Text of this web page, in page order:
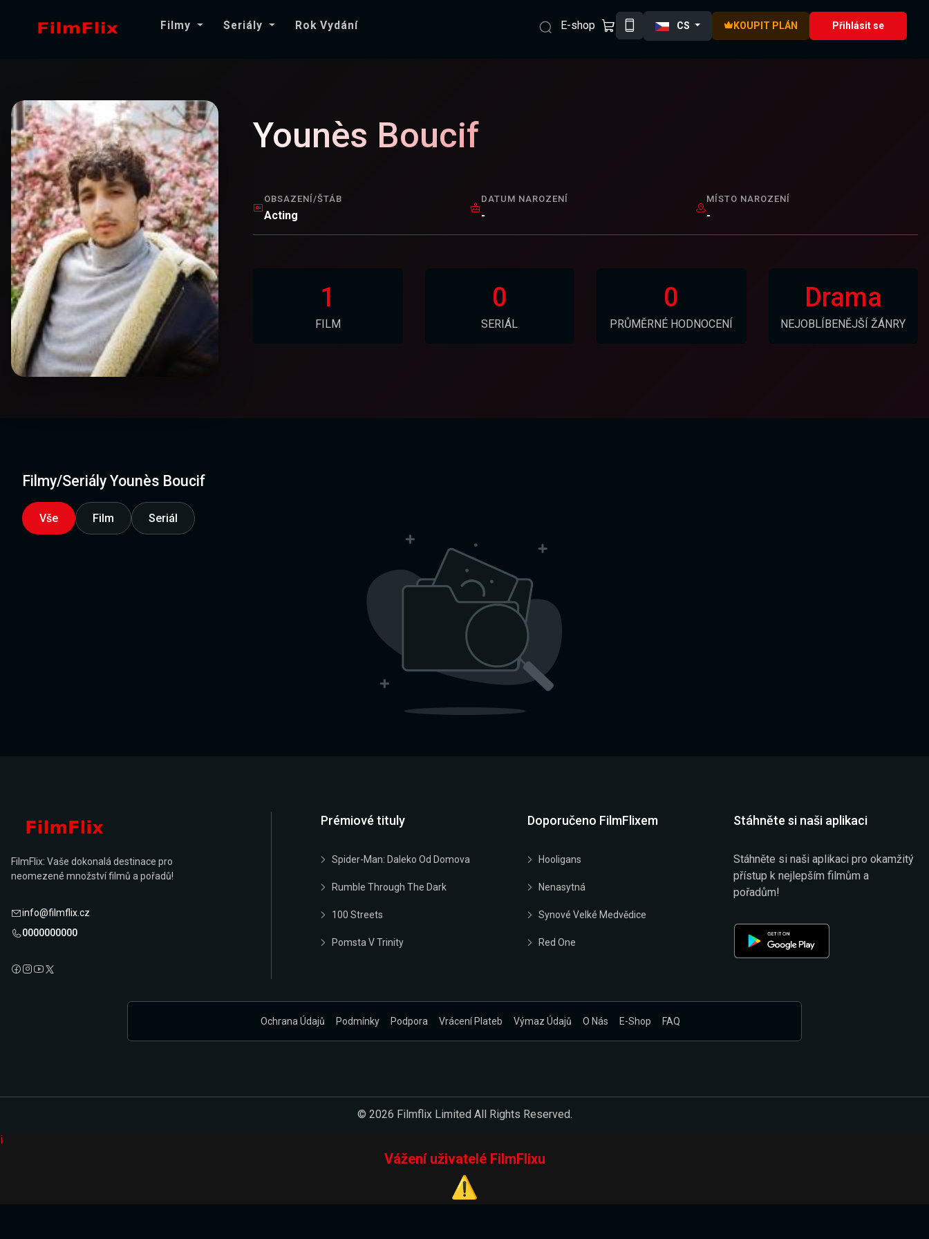
Filmy Seriály Rok Vydání E-shop CS KOUPIT PLÁN Přihlásit se
Younès Boucif
OBSAZENÍ/ŠTÁB
Acting
DATUM NAROZENÍ
-
MÍSTO NAROZENÍ
-
1
FILM
0
SERIÁL
0
PRŮMĚRNÉ HODNOCENÍ
Drama
NEJOBLÍBENĚJŠÍ ŽÁNRY
Filmy/Seriály Younès Boucif
Vše Film Seriál
FilmFlix: Vaše dokonalá destinace pro
neomezené množství filmů a pořadů!
info@filmflix.cz
0000000000
Prémiové tituly
Spider-Man: Daleko Od Domova
Rumble Through The Dark
100 Streets
Pomsta V Trinity
Doporučeno FilmFlixem
Hooligans
Nenasytná
Synové Velké Medvědice
Red One
Stáhněte si naši aplikaci
Stáhněte si naši aplikaci pro okamžitý
přístup k nejlepším filmům a
pořadům!
Ochrana Údajů Podmínky Podpora Vrácení Plateb Výmaz Údajů O Nás E-Shop FAQ
© 2026 Filmflix Limited All Rights Reserved.
i
Vážení uživatelé FilmFlixu
⚠️